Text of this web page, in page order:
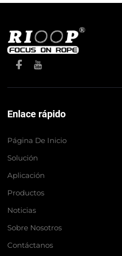
Enlace rápido
Página De Inicio
Solución
Aplicación
Productos
Noticias
Sobre Nosotros
Contáctanos